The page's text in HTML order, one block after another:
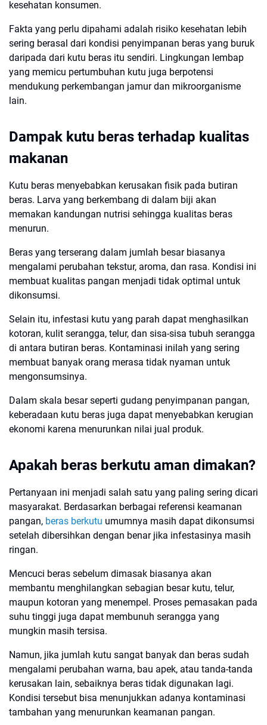
kesehatan konsumen.
Fakta yang perlu dipahami adalah risiko kesehatan lebih
sering berasal dari kondisi penyimpanan beras yang buruk
daripada dari kutu beras itu sendiri. Lingkungan lembap
yang memicu pertumbuhan kutu juga berpotensi
mendukung perkembangan jamur dan mikroorganisme
lain.
Dampak kutu beras terhadap kualitas
makanan
Kutu beras menyebabkan kerusakan fisik pada butiran
beras. Larva yang berkembang di dalam biji akan
memakan kandungan nutrisi sehingga kualitas beras
menurun.
Beras yang terserang dalam jumlah besar biasanya
mengalami perubahan tekstur, aroma, dan rasa. Kondisi ini
membuat kualitas pangan menjadi tidak optimal untuk
dikonsumsi.
Selain itu, infestasi kutu yang parah dapat menghasilkan
kotoran, kulit serangga, telur, dan sisa-sisa tubuh serangga
di antara butiran beras. Kontaminasi inilah yang sering
membuat banyak orang merasa tidak nyaman untuk
mengonsumsinya.
Dalam skala besar seperti gudang penyimpanan pangan,
keberadaan kutu beras juga dapat menyebabkan kerugian
ekonomi karena menurunkan nilai jual produk.
Apakah beras berkutu aman dimakan?
Pertanyaan ini menjadi salah satu yang paling sering dicari
masyarakat. Berdasarkan berbagai referensi keamanan
pangan, beras berkutu umumnya masih dapat dikonsumsi
setelah dibersihkan dengan benar jika infestasinya masih
ringan.
Mencuci beras sebelum dimasak biasanya akan
membantu menghilangkan sebagian besar kutu, telur,
maupun kotoran yang menempel. Proses pemasakan pada
suhu tinggi juga dapat membunuh serangga yang
mungkin masih tersisa.
Namun, jika jumlah kutu sangat banyak dan beras sudah
mengalami perubahan warna, bau apek, atau tanda-tanda
kerusakan lain, sebaiknya beras tidak digunakan lagi.
Kondisi tersebut bisa menunjukkan adanya kontaminasi
tambahan yang menurunkan keamanan pangan.